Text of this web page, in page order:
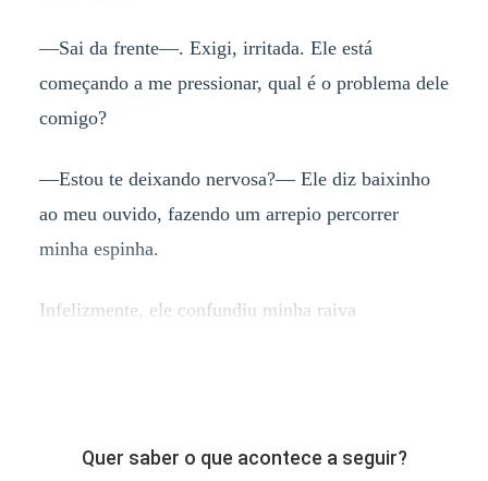
—Sai da frente—. Exigi, irritada. Ele está
começando a me pressionar, qual é o problema dele
comigo?
—Estou te deixando nervosa?— Ele diz baixinho
ao meu ouvido, fazendo um arrepio percorrer
minha espinha.
Infelizmente, ele confundiu minha raiva
Quer saber o que acontece a seguir?